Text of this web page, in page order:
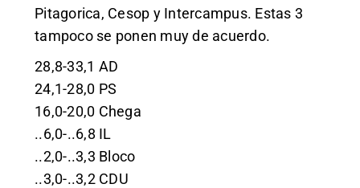
Pitagorica, Cesop y Intercampus. Estas 3
tampoco se ponen muy de acuerdo.
28,8-33,1 AD
24,1-28,0 PS
16,0-20,0 Chega
..6,0-..6,8 IL
..2,0-..3,3 Bloco
..3,0-..3,2 CDU